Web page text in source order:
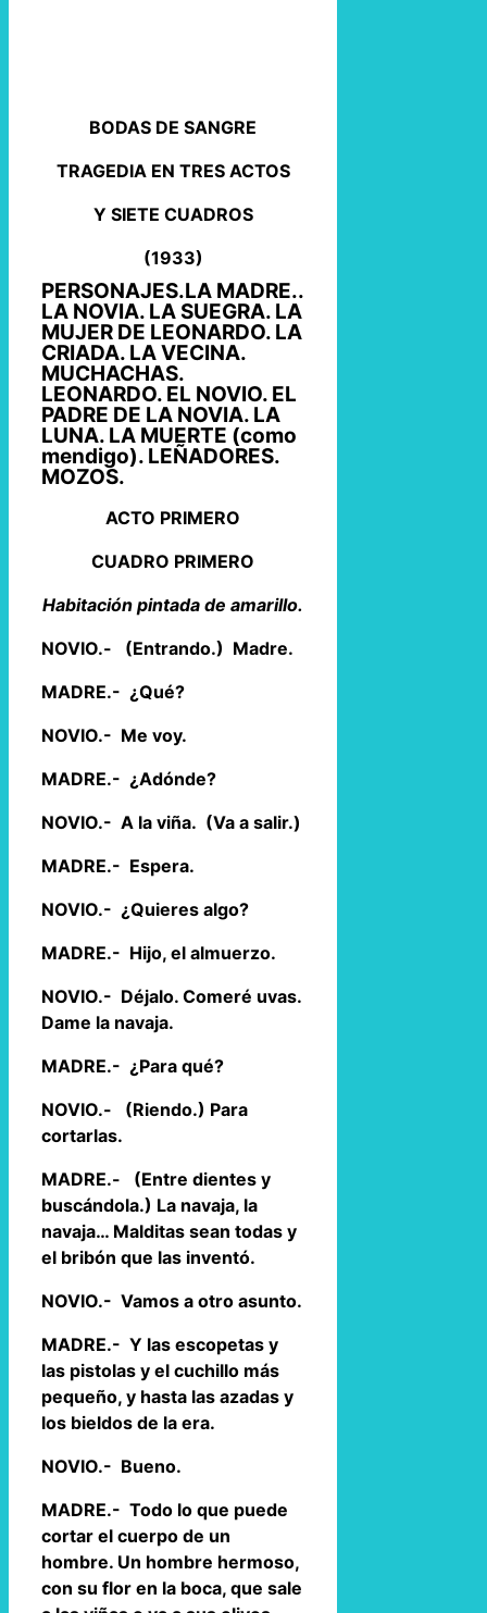
BODAS DE SANGRE
TRAGEDIA EN TRES ACTOS
Y SIETE CUADROS
(1933)
PERSONAJES.LA MADRE..
LA NOVIA. LA SUEGRA. LA
MUJER DE LEONARDO. LA
CRIADA. LA VECINA.
MUCHACHAS.
LEONARDO. EL NOVIO. EL
PADRE DE LA NOVIA. LA
LUNA. LA MUERTE (como
mendigo). LEÑADORES.
MOZOS.
ACTO PRIMERO
CUADRO PRIMERO
Habitación pintada de amarillo.
NOVIO.- (Entrando.) Madre.
MADRE.- ¿Qué?
NOVIO.- Me voy.
MADRE.- ¿Adónde?
NOVIO.- A la viña. (Va a salir.)
MADRE.- Espera.
NOVIO.- ¿Quieres algo?
MADRE.- Hijo, el almuerzo.
NOVIO.- Déjalo. Comeré uvas.
Dame la navaja.
MADRE.- ¿Para qué?
NOVIO.- (Riendo.) Para
cortarlas.
MADRE.- (Entre dientes y
buscándola.) La navaja, la
navaja… Malditas sean todas y
el bribón que las inventó.
NOVIO.- Vamos a otro asunto.
MADRE.- Y las escopetas y
las pistolas y el cuchillo más
pequeño, y hasta las azadas y
los bieldos de la era.
NOVIO.- Bueno.
MADRE.- Todo lo que puede
cortar el cuerpo de un
hombre. Un hombre hermoso,
con su flor en la boca, que sale